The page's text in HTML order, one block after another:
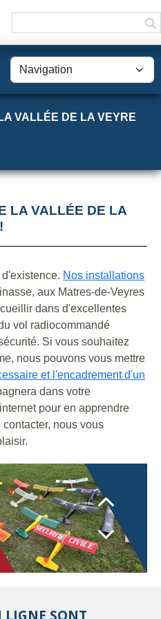
VALLÉE DE LA VEYRE
LA VALLÉE DE LA
Nos installations
aux Matres-de-Veyres
dans d'excellentes
vol radiocommandé
Si vous souhaitez
nous pouvons vous mettre
et l'encadrement d'un
dans votre
pour en apprendre
nous vous
LIGNE SONT